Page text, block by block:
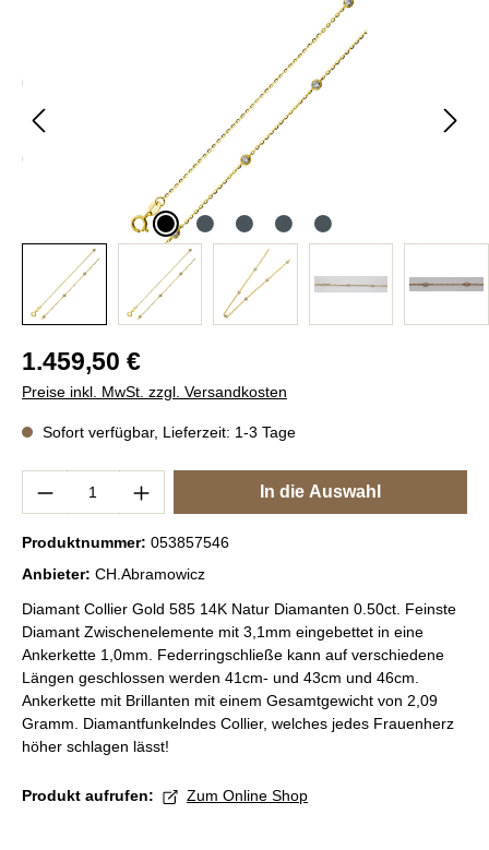
Regulärer Preis:
1.459,50 €
Preise inkl. MwSt. zzgl. Versandkosten
Sofort verfügbar, Lieferzeit: 1-3 Tage
Produkt Anzahl: Gib den gewünschten
In die Auswahl
Produktnummer: 053857546
Anbieter: CH.Abramowicz
Diamant Collier Gold 585 14K Natur Diamanten 0.50ct. Feinste
Diamant Zwischenelemente mit 3,1mm eingebettet in eine
Ankerkette 1,0mm. Federringschließe kann auf verschiedene
Längen geschlossen werden 41cm- und 43cm und 46cm.
Ankerkette mit Brillanten mit einem Gesamtgewicht von 2,09
Gramm. Diamantfunkelndes Collier, welches jedes Frauenherz
höher schlagen lässt!
Produkt aufrufen: Zum Online Shop